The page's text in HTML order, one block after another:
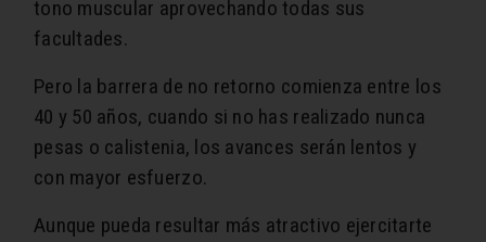
tono muscular aprovechando todas sus
facultades.
Pero la barrera de no retorno comienza entre los
40 y 50 años, cuando si no has realizado nunca
pesas o calistenia, los avances serán lentos y
con mayor esfuerzo.
Aunque pueda resultar más atractivo ejercitarte